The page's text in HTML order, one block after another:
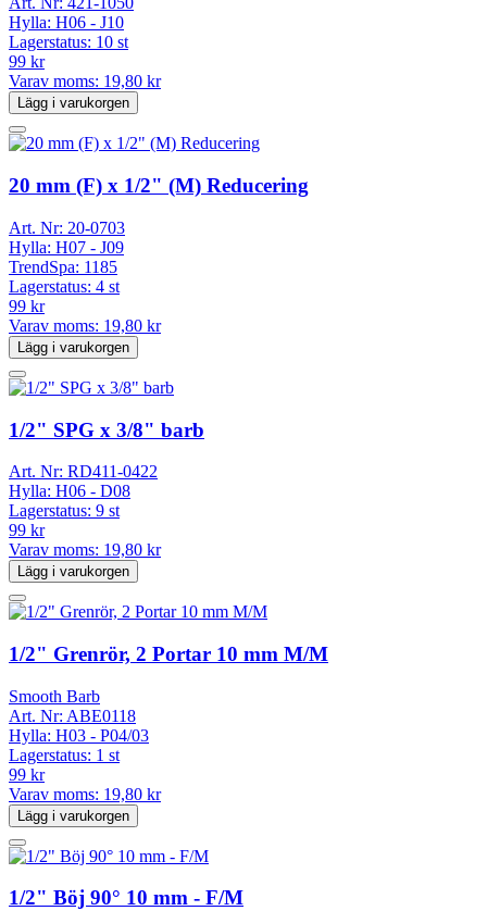
Hylla: H06 - J10
Lagerstatus: 10 st
99 kr
Varav moms: 19,80 kr
Lägg i varukorgen
20 mm (F) x 1/2" (M) Reducering
Art. Nr: 20-0703
Hylla: H07 - J09
TrendSpa: 1185
Lagerstatus: 4 st
99 kr
Varav moms: 19,80 kr
Lägg i varukorgen
1/2" SPG x 3/8" barb
Art. Nr: RD411-0422
Hylla: H06 - D08
Lagerstatus: 9 st
99 kr
Varav moms: 19,80 kr
Lägg i varukorgen
1/2" Grenrör, 2 Portar 10 mm M/M
Smooth Barb
Art. Nr: ABE0118
Hylla: H03 - P04/03
Lagerstatus: 1 st
99 kr
Varav moms: 19,80 kr
Lägg i varukorgen
1/2" Böj 90° 10 mm - F/M